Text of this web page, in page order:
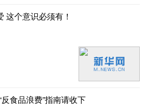
这个意识必须有！
食品浪费”指南请收下